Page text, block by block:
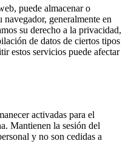
puede almacenar o
generalmente en
su derecho a la privacidad,
de datos de ciertos tipos
estos servicios puede afectar
activadas para el
Mantienen la sesión del
y no son cedidas a